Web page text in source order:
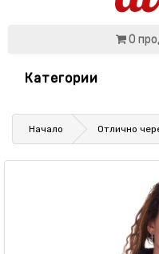
0
Категории
Начало Отлично